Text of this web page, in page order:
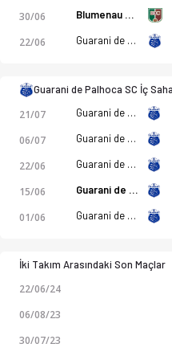
30/06 Blumenau EC SC
22/06 Guarani de Palhoca SC
Guarani de Palhoca SC İç
21/07 Guarani de Palhoca SC
06/07 Guarani de Palhoca SC
22/06 Guarani de Palhoca SC
15/06 Guarani de Palhoca SC
01/06 Guarani de Palhoca SC
İki Takım Arasındaki Son Maçlar
22/06/24
06/08/23
30/07/23